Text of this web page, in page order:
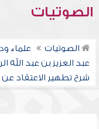
الصوتيات
الصوتيات
علماء
عبد العزيز بن عبد الله
شرح تطهير الاعتقاد عن